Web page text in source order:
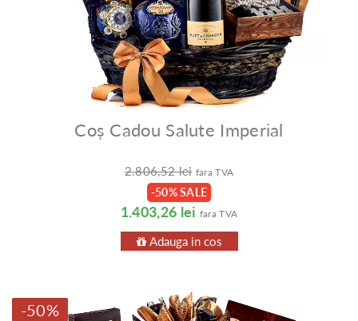
Coș Cadou Salute Imperial
2.806,52 lei fara TVA
-50% SALE
1.403,26 lei fara TVA
Adauga in cos
-50%